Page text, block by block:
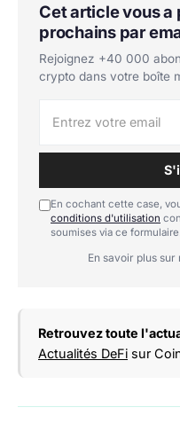
Cet article vous a
prochains par
Rejoignez +40 000
crypto dans votre boîte
En cochant cette case,
conditions d'utilisation
soumises via ce formulaire.
En savoir plus
Retrouvez toute
Actualités DeFi sur